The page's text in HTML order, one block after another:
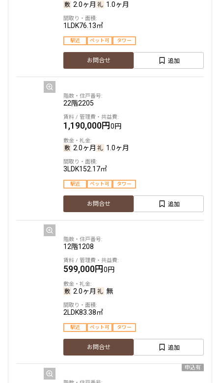
13階1304
396,000円0円
1LDK 49.59㎡
お問合せ
26階2602
820,000円0円
2LDK 92.10㎡
お問合せ
20階2004
800,000円0円
2LDK 85.16㎡
2.0ヶ月 1.0ヶ月
1LDK76.13㎡
駅近 ペット可 タワー
お問合せ 追加
22階2205
1,190,000円0円
2.0ヶ月 1.0ヶ月
3LDK152.17㎡
駅近 ペット可 タワー
お問合せ 追加
12階1208
599,000円0円
2.0ヶ月 無
2LDK83.38㎡
駅近 ペット可 タワー
お問合せ 追加
申込有